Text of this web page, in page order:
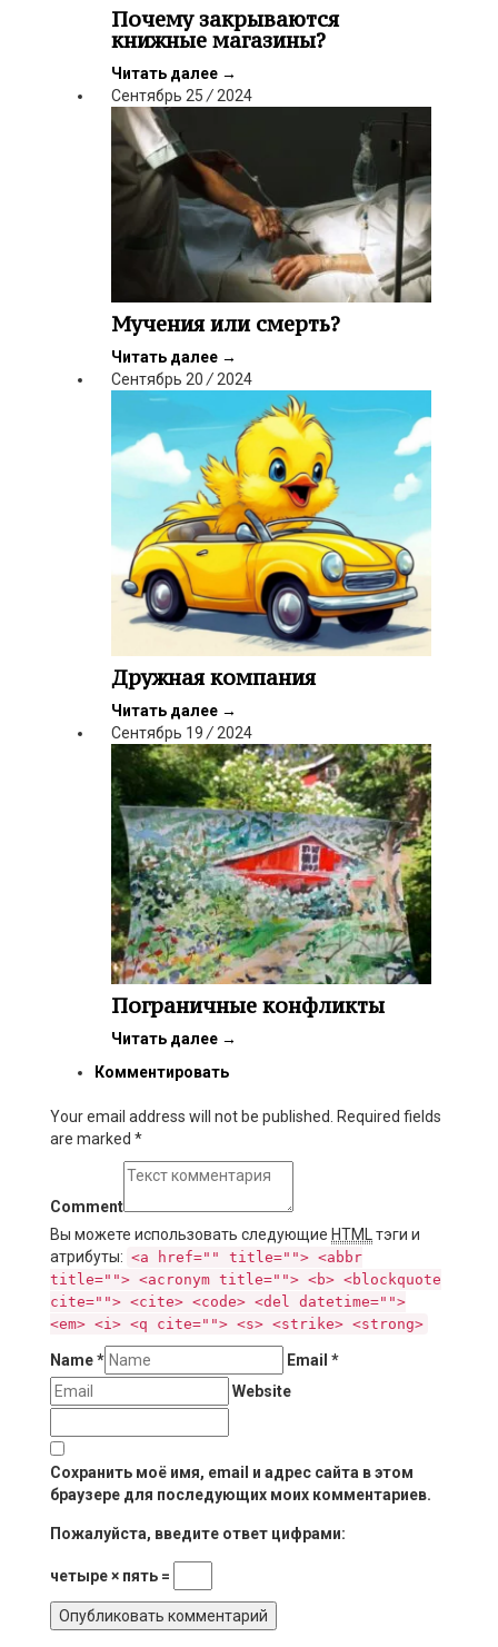
Почему закрываются
книжные магазины?
Читать далее →
Сентябрь 25 / 2024
Мучения или смерть?
Читать далее →
Сентябрь 20/2024
Дружная компания
Читать далее →
Сентябрь 19/2024
Пограничные конфликты
Читать далее →
Комментировать
Your email address will not be published. Required fields
are marked *
Comment
Вы можете использовать следующие HTMLтэги и
атрибуты: <a href="" title=""> <abbr
title=""> <acronym title=""> <b> <blockquote
cite=""> <cite> <code> <del datetime="">
<em> <i> <q cite=""> <s> <strike> <strong>
Name* Email *
Website
Сохранить моё имя, email и адрес сайта в этом
браузере для последующих моих комментариев.
Пожалуйста, введите ответ цифрами:
четыре × пять =